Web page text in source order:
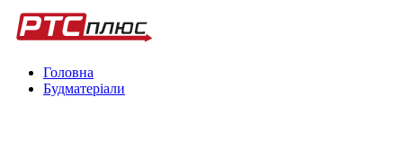
Головна
Будматеріали